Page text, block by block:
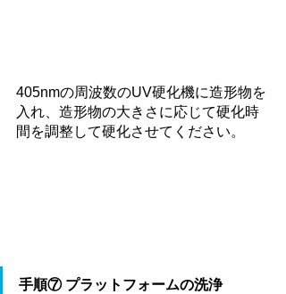
405nmの周波数のUV硬化機に造形物を
入れ、造形物の大きさに応じて硬化時
間を調整して硬化させてください。
手順⑦ プラットフォームの洗浄